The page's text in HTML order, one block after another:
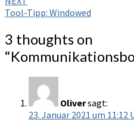
Tool-Tipp: Windowed
3 thoughts on
“
Oliversagt:
23. Januar 2021 um 11:12